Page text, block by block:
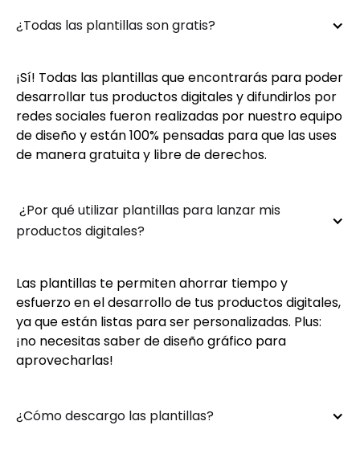
¿Todas las plantillas son gratis?
¡Sí! Todas las plantillas que encontrarás para poder
desarrollar tus productos digitales y difundirlos por
redes sociales fueron realizadas por nuestro equipo
de diseño y están 100% pensadas para que las uses
de manera gratuita y libre de derechos.
¿Por qué utilizar plantillas para lanzar mis
productos digitales?
Las plantillas te permiten ahorrar tiempo y
esfuerzo en el desarrollo de tus productos digitales,
ya que están listas para ser personalizadas. Plus:
¡no necesitas saber de diseño gráfico para
aprovecharlas!
¿Cómo descargo las plantillas?